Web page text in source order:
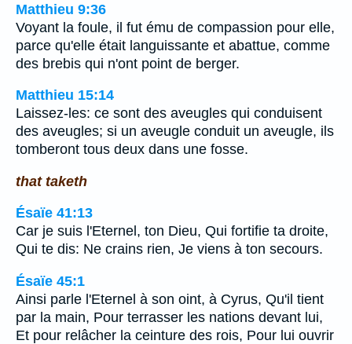
Matthieu 9:36
Voyant la foule, il fut ému de compassion pour elle,
parce qu'elle était languissante et abattue, comme
des brebis qui n'ont point de berger.
Matthieu 15:14
Laissez-les: ce sont des aveugles qui conduisent
des aveugles; si un aveugle conduit un aveugle, ils
tomberont tous deux dans une fosse.
that taketh
Ésaïe 41:13
Car je suis l'Eternel, ton Dieu, Qui fortifie ta droite,
Qui te dis: Ne crains rien, Je viens à ton secours.
Ésaïe 45:1
Ainsi parle l'Eternel à son oint, à Cyrus, Qu'il tient
par la main, Pour terrasser les nations devant lui,
Et pour relâcher la ceinture des rois, Pour lui ouvrir